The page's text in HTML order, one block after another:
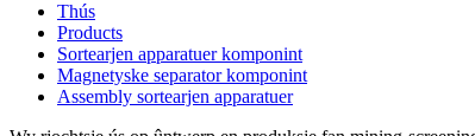
Thús
Products
Sortearjen apparatuer komponint
Magnetyske separator komponint
Assembly sortearjen apparatuer